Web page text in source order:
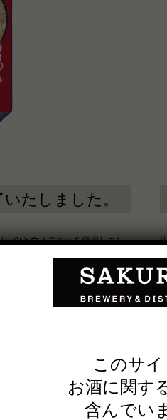
たしました。
ッツとウイスキーを使用しまし
スピリッツのすっきりした酸味
味もホームラン級になりまし
2017年シーズン2連覇を目指す
このサイ
お酒に関す
含んでい